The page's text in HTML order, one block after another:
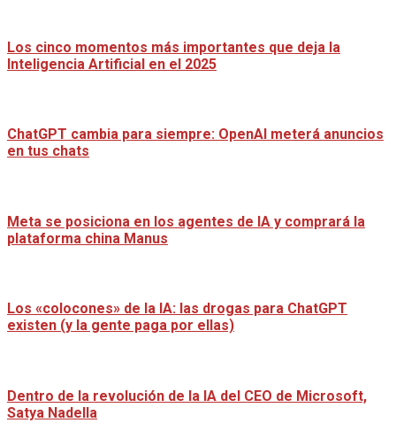
Los cinco momentos más importantes que deja la
Inteligencia Artificial en el 2025
ChatGPT cambia para siempre: OpenAI meterá anuncios
en tus chats
Meta se posiciona en los agentes de IA y comprará la
plataforma china Manus
Los «colocones» de la IA: las drogas para ChatGPT
existen (y la gente paga por ellas)
Dentro de la revolución de la IA del CEO de Microsoft,
Satya Nadella